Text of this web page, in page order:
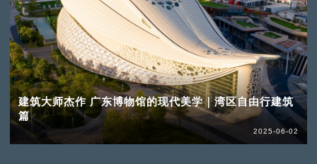
建筑大师杰作 广东博物馆的现代美学｜湾区自由行建筑
篇
2025-06-02